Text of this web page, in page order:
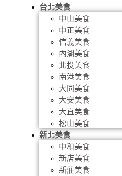
台北美食
中山美食
中正美食
信義美食
內湖美食
北投美食
南港美食
大同美食
大安美食
大直美食
松山美食
新北美食
中和美食
新店美食
新莊美食